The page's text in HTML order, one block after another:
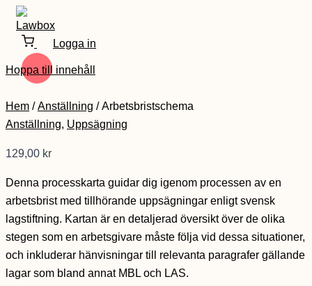
Logga in
Hoppa till innehåll
Hem /Anställning / Arbetsbristschema
Anställning, Uppsägning
129,00 kr
Denna processkarta guidar dig igenom processen av en
arbetsbrist med tillhörande uppsägningar enligt svensk
lagstiftning. Kartan är en detaljerad översikt över de olika
stegen som en arbetsgivare måste följa vid dessa situationer,
och inkluderar hänvisningar till relevanta paragrafer gällande
lagar som bland annat MBL och LAS.